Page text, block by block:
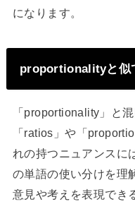
になります。
proportionalityと似
「proportionality」と
「ratios」や「
れの持つニュアンスに
の単語の使い分けを理
意見や考えを表現でき